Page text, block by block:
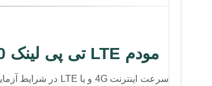
مودم LTE تی پی لینک TL-MR6400
سرعت اینترنت 4G و یا LTE در شرایط آزمایشگاهی به